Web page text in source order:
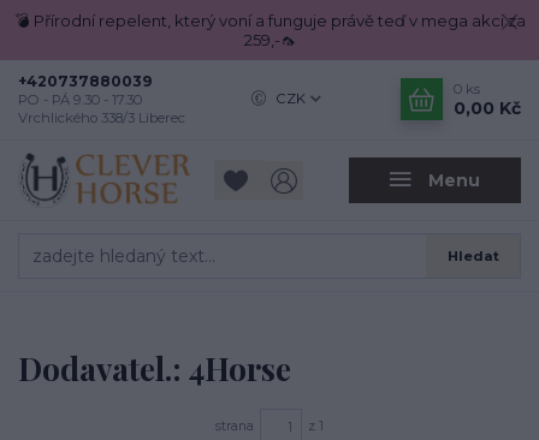
💣 Přírodní repelent, který voní a funguje právě teď v mega akci za
259,-🦟
Menu
CZK
Hledat
+420737880039
PO - PÁ 9.30 - 17.30
Vrchlického 338/3 Liberec
0 ks
0,00 Kč
Dodavatel.: 4Horse
strana z 1